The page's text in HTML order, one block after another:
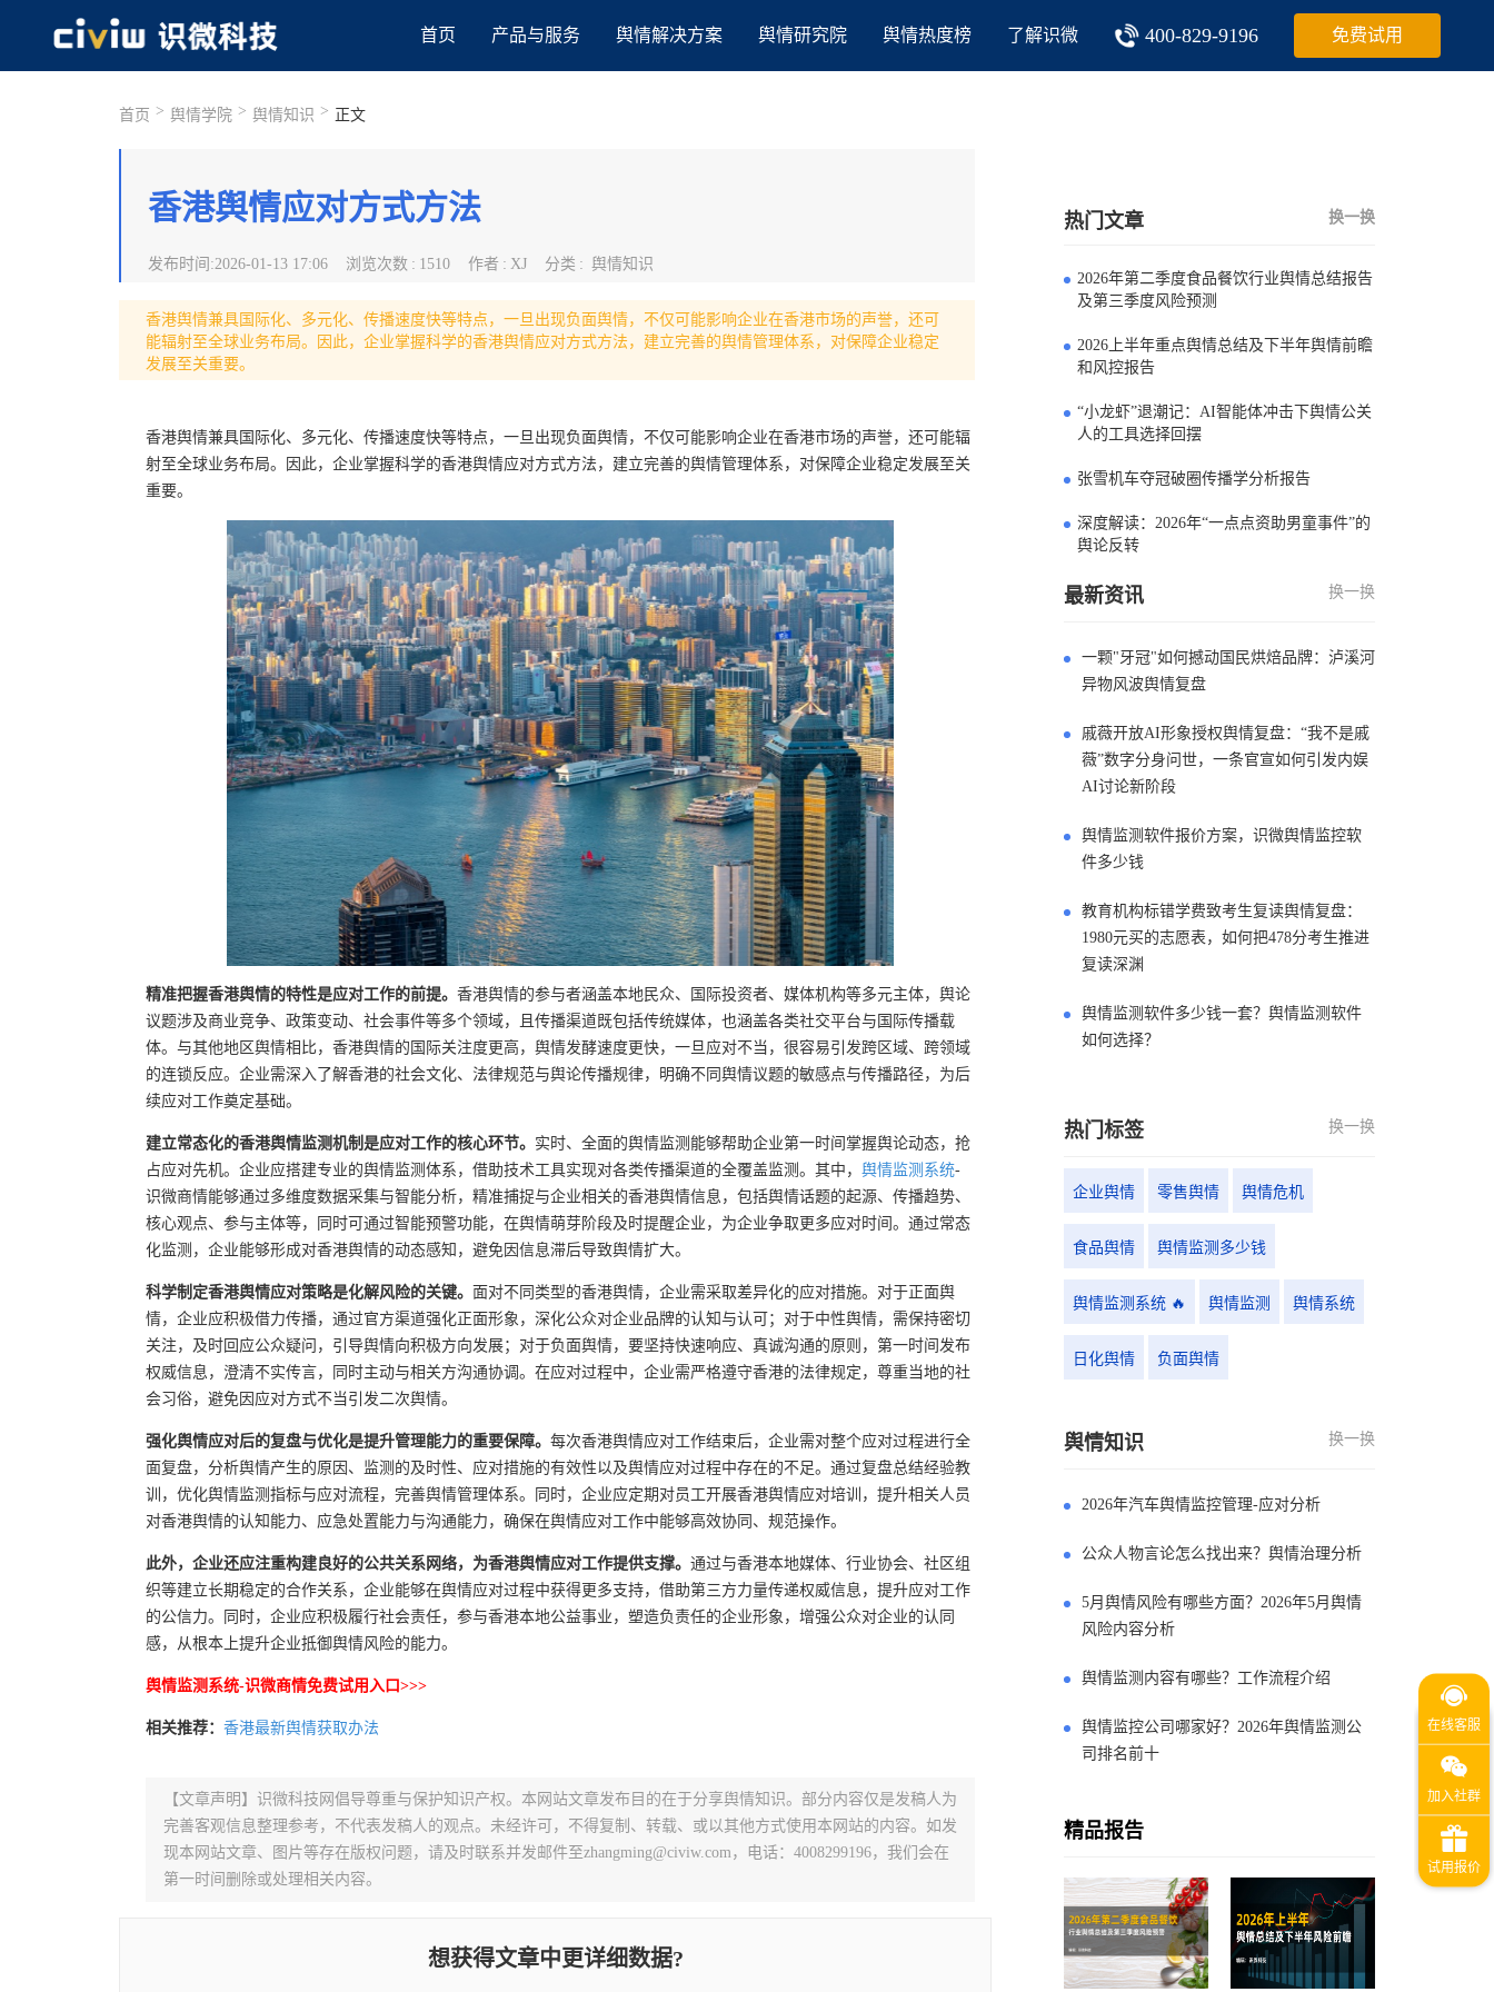
首页 产品与服务 舆情解决方案 舆情研究院 舆情热度榜 了解识微 400-829-9196 免费试用
首页 > 舆情学院 > 舆情知识 > 正文
香港舆情应对方式方法
发布时间 :2026-01-13 17:06 浏览次数 : 1510 作者 : XJ 分类 : 舆情知识
香港舆情兼具国际化、多元化、传播速度快等特点，一旦出现负面舆情，不仅可能影响企业在香港市场的声誉，还可
能辐射至全球业务布局。因此，企业掌握科学的香港舆情应对方式方法，建立完善的舆情管理体系，对保障企业稳定
发展至关重要。
香港舆情兼具国际化、多元化、传播速度快等特点，一旦出现负面舆情，不仅可能影响企业在香港市场的声誉，还可能辐
射至全球业务布局。因此，企业掌握科学的香港舆情应对方式方法，建立完善的舆情管理体系，对保障企业稳定发展至关
重要。
精准把握香港舆情的特性是应对工作的前提。 香港舆情的参与者涵盖本地民众、国际投资者、媒体机构等多元主体，舆论
议题涉及商业竞争、政策变动、社会事件等多个领域，且传播渠道既包括传统媒体，也涵盖各类社交平台与国际传播载
体。与其他地区舆情相比，香港舆情的国际关注度更高，舆情发酵速度更快，一旦应对不当，很容易引发跨区域、跨领域
的连锁反应。企业需深入了解香港的社会文化、法律规范与舆论传播规律，明确不同舆情议题的敏感点与传播路径，为后
续应对工作奠定基础。
建立常态化的香港舆情监测机制是应对工作的核心环节。 实时、全面的舆情监测能够帮助企业第一时间掌握舆论动态，抢
占应对先机。企业应搭建专业的舆情监测体系，借助技术工具实现对各类传播渠道的全覆盖监测。其中， 舆情监测系统-
识微商情能够通过多维度数据采集与智能分析，精准捕捉与企业相关的香港舆情信息，包括舆情话题的起源、传播趋势、
核心观点、参与主体等，同时可通过智能预警功能，在舆情萌芽阶段及时提醒企业，为企业争取更多应对时间。通过常态
化监测，企业能够形成对香港舆情的动态感知，避免因信息滞后导致舆情扩大。
科学制定香港舆情应对策略是化解风险的关键。 面对不同类型的香港舆情，企业需采取差异化的应对措施。对于正面舆
情，企业应积极借力传播，通过官方渠道强化正面形象，深化公众对企业品牌的认知与认可；对于中性舆情，需保持密切
关注，及时回应公众疑问，引导舆情向积极方向发展；对于负面舆情，要坚持快速响应、真诚沟通的原则，第一时间发布
权威信息，澄清不实传言，同时主动与相关方沟通协调。在应对过程中，企业需严格遵守香港的法律规定，尊重当地的社
会习俗，避免因应对方式不当引发二次舆情。
强化舆情应对后的复盘与优化是提升管理能力的重要保障。 每次香港舆情应对工作结束后，企业需对整个应对过程进行全
面复盘，分析舆情产生的原因、监测的及时性、应对措施的有效性以及舆情应对过程中存在的不足。通过复盘总结经验教
训，优化舆情监测指标与应对流程，完善舆情管理体系。同时，企业应定期对员工开展香港舆情应对培训，提升相关人员
对香港舆情的认知能力、应急处置能力与沟通能力，确保在舆情应对工作中能够高效协同、规范操作。
此外，企业还应注重构建良好的公共关系网络，为香港舆情应对工作提供支撑。 通过与香港本地媒体、行业协会、社区组
织等建立长期稳定的合作关系，企业能够在舆情应对过程中获得更多支持，借助第三方力量传递权威信息，提升应对工作
的公信力。同时，企业应积极履行社会责任，参与香港本地公益事业，塑造负责任的企业形象，增强公众对企业的认同
感，从根本上提升企业抵御舆情风险的能力。
舆情监测系统-识微商情免费试用入口>>>
相关推荐： 香港最新舆情获取办法
【文章声明】识微科技网倡导尊重与保护知识产权。本网站文章发布目的在于分享舆情知识。部分内容仅是发稿人为
完善客观信息整理参考，不代表发稿人的观点。未经许可，不得复制、转载、或以其他方式使用本网站的内容。如发
现本网站文章、图片等存在版权问题，请及时联系并发邮件至zhangming@civiw.com，电话：4008299196，我们会在
第一时间删除或处理相关内容。
想获得文章中更详细数据?
热门文章 换一换
2026年第二季度食品餐饮行业舆情总结报告
及第三季度风险预测
2026上半年重点舆情总结及下半年舆情前瞻
和风控报告
“小龙虾”退潮记：AI智能体冲击下舆情公关
人的工具选择回摆
张雪机车夺冠破圈传播学分析报告
深度解读：2026年“一点点资助男童事件”的
舆论反转
最新资讯 换一换
一颗"牙冠"如何撼动国民烘焙品牌：泸溪河
异物风波舆情复盘
戚薇开放AI形象授权舆情复盘：“我不是戚
薇”数字分身问世，一条官宣如何引发内娱
AI讨论新阶段
舆情监测软件报价方案，识微舆情监控软
件多少钱
教育机构标错学费致考生复读舆情复盘：
1980元买的志愿表，如何把478分考生推进
复读深渊
舆情监测软件多少钱一套？舆情监测软件
如何选择？
热门标签 换一换
企业舆情 零售舆情 舆情危机
食品舆情 舆情监测多少钱
舆情监测系统 🔥 舆情监测 舆情系统
日化舆情 负面舆情
舆情知识 换一换
2026年汽车舆情监控管理-应对分析
公众人物言论怎么找出来？舆情治理分析
5月舆情风险有哪些方面？2026年5月舆情
风险内容分析
舆情监测内容有哪些？工作流程介绍
舆情监控公司哪家好？2026年舆情监测公
司排名前十
精品报告